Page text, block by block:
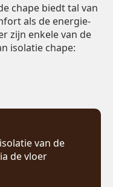
chape biedt tal van
als de energie-
zijn enkele van de
isolatie chape:
van de
de vloer